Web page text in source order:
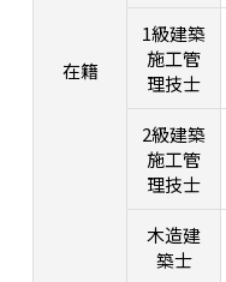
在籍
1級建築
施工管
理技士
2級建築
施工管
理技士
木造建
築士